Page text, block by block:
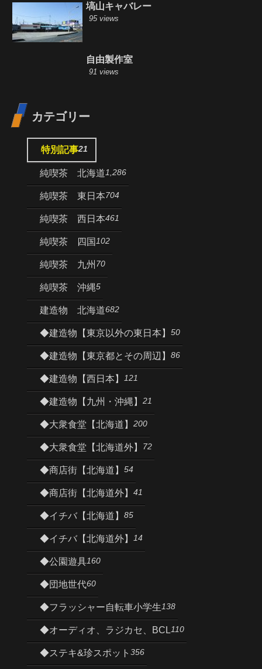
塙山キャバレー
95 views
自由製作室
91 views
カテゴリー
特別記事21
純喫茶 北海道1,286
純喫茶 東日本704
純喫茶 西日本461
純喫茶 四国 102
純喫茶 九州 70
純喫茶 沖縄5
建造物 北海道682
◆建造物【東京以外の東日本】 50
◆建造物【東京都とその周辺】 86
◆建造物【西日本】 121
◆建造物【九州・沖縄】 21
◆大衆食堂【北海道】 200
◆大衆食堂【北海道外】 72
◆商店街【北海道】 54
◆商店街【北海道外】 41
◆イチバ【北海道】 85
◆イチバ【北海道外】 14
◆公園遊具160
◆団地世代60
◆フラッシャー自転車小学生138
◆オーディオ、ラジカセ、BCL110
◆ステキ&珍スポット 356